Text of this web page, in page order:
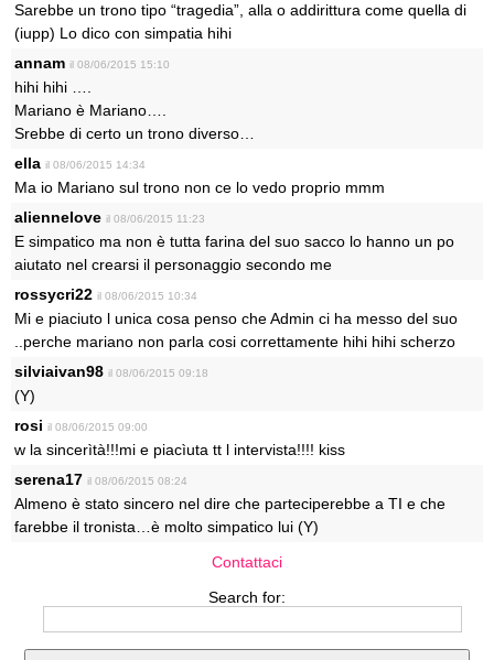
Sarebbe un trono tipo “tragedia”, alla o addirittura come quella di
(iupp) Lo dico con simpatia hihi
annam il 08/06/2015 15:10
hihi hihi ….
Mariano è Mariano….
Srebbe di certo un trono diverso…
ella il 08/06/2015 14:34
Ma io Mariano sul trono non ce lo vedo proprio mmm
aliennelove il 08/06/2015 11:23
E simpatico ma non è tutta farina del suo sacco lo hanno un po
aiutato nel crearsi il personaggio secondo me
rossycri22 il 08/06/2015 10:34
Mi e piaciuto l unica cosa penso che Admin ci ha messo del suo
..perche mariano non parla cosi correttamente hihi hihi scherzo
silviaivan98 il 08/06/2015 09:18
(Y)
rosi il 08/06/2015 09:00
w la sincerìtà!!!mi e piacìuta tt l intervista!!!! kiss
serena17 il 08/06/2015 08:24
Almeno è stato sincero nel dire che parteciperebbe a TI e che
farebbe il tronista…è molto simpatico lui (Y)
Contattaci
Search for: